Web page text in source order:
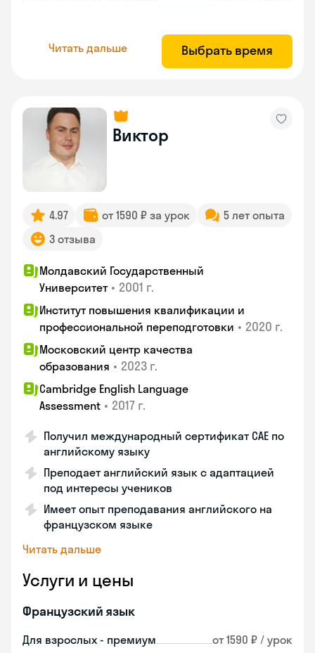
Читать дальше Выбрать время
Виктор
4.97 от 1590 ₽ за урок
5 лет опыта
3 отзыва
Молдавский Государственный
Университет • 2001 г.
Институт повышения квалификации и
профессиональной переподготовки • 2020 г.
Московский центр качества
образования • 2023 г.
Cambridge English Language
Assessment • 2017 г.
Получил международный сертификат CAE по
английскому языку
Преподает английский язык с адаптацией
под интересы учеников
Имеет опыт преподавания английского на
французском языке
Читать дальше
Услуги и цены
Французский язык
Для взрослых - премиум от 1590 ₽ / урок